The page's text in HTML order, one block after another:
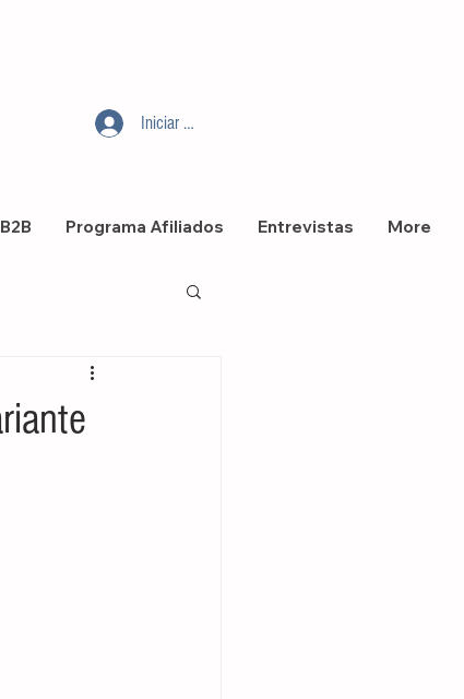
Iniciar sesión
Programa Afiliados Entrevistas More